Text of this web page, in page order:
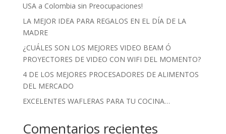
USA a Colombia sin Preocupaciones!
LA MEJOR IDEA PARA REGALOS EN EL DÍA DE LA
MADRE
¿CUÁLES SON LOS MEJORES VIDEO BEAM Ó
PROYECTORES DE VIDEO CON WIFI DEL MOMENTO?
4 DE LOS MEJORES PROCESADORES DE ALIMENTOS
DEL MERCADO
EXCELENTES WAFLERAS PARA TU COCINA…
Comentarios recientes